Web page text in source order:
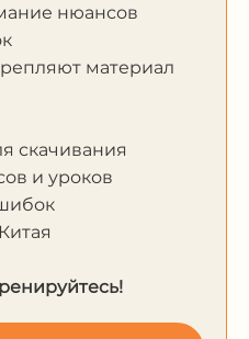
нюансов
материал
скачивания
и уроков